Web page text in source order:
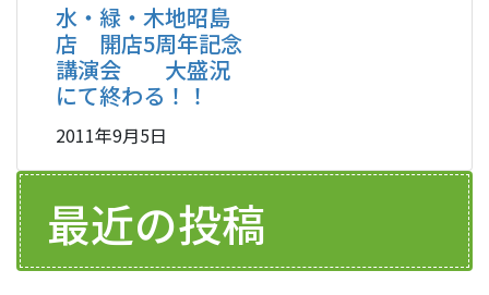
水・緑・木地昭島
店 開店5周年記念
講演会 大盛況
にて終わる！！
2011年9月5日
最近の投稿